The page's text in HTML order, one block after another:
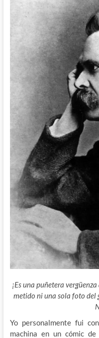
¡Es una puñetera
metido ni una sola foto del
Yo personalmente fui
machina en un cómic